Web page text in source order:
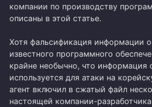
компании по производству
описаны в этой статье.
Хотя фальсификация информации
известного программного
крайне необычно, что информация
используется для атаки на
агент включил в сжатый файл
настоящей компании-